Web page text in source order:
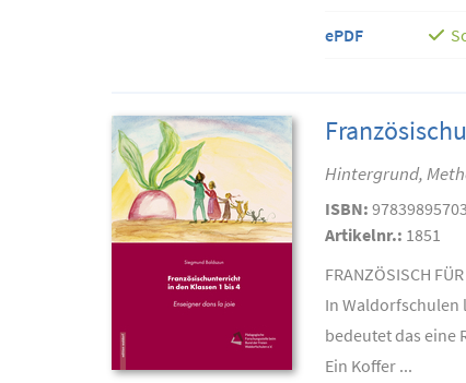
ePDF
Hintergrund,
ISBN:
Artikelnr.: 1851
FRANZÖSISCH
In Waldorfschulen
bedeutet das eine
Ein Koffer ...